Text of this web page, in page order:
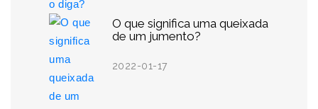
O que significa uma queixada
de um jumento?
2022-01-17